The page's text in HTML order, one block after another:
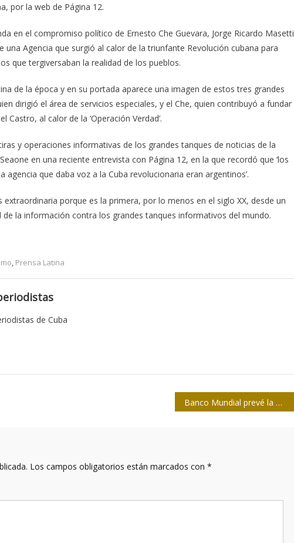
por la web de Página 12.
en el compromiso político de Ernesto Che Guevara, Jorge Ricardo Masetti
Agencia que surgió al calor de la triunfante Revolución cubana para
que tergiversaban la realidad de los pueblos.
de la época y en su portada aparece una imagen de estos tres grandes
dirigió el área de servicios especiales, y el Che, quien contribuyó a fundar
Castro, al calor de la ‘Operación Verdad’.
y operaciones informativas de los grandes tanques de noticias de la
en una reciente entrevista con Página 12, en la que recordó que ‘los
que daba voz a la Cuba revolucionaria eran argentinos’.
porque es la primera, por lo menos en el siglo XX, desde un
la información contra los grandes tanques informativos del mundo.
, Prensa Latina
de Cuba
Banco Mundial prevé la peor recesión económica desde la Segunda Guerra Mundial
Los campos obligatorios están marcados con *